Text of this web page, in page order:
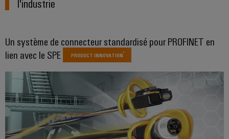
d'énergie
et
distribution
Stabilité
et
sécurité
des
réseaux
modernes
de
industrielle
distant
Plateforme
de
services
industriels
easyConnect
Wireless
Un système de connecteur standardisé pour PROFINET en
lien avec le SPE
PRODUCT INNOVATION